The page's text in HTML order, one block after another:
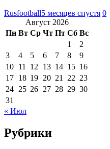
Rusfootball5 месяцев спустя 0
Август 2026
Пн Вт Ср Чт Пт Сб Вс
1
2
3
4 5 6 7 8
9
10 11 12 13 14 15 16
17 18 19 20 21 22 23
24 25 26 27 28 29 30
31
« Июл
Рубрики